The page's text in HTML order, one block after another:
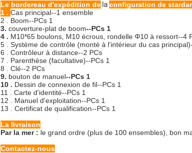
Le bordereau d'expédition de la configuration de
1 . Cas principal--1 ensemble
2 . Boom--PCs 1
3. couverture-plat de boom--PCs 1
4 . M10*65 boulons, M10 écrous, rondelle Φ10 à ressort--4
5 . Système de contrôle (monté à l'intérieur du cas
6 . Contrôleur à distance--2 PCs
7 . Parenthèse (facultative)--PCs 1
8 . Clé--2 PCs
9. bouton de manuel--PCs 1
10 . Dessin de connexion de fil--PCs 1
11 . Carte d'identité--PCs 1
12 . Manuel d'exploitation--PCs 1
13 . Certificat de qualification--PCs 1
La livraison
Par la mer : le grand ordre (plus de 100 ensembles), bon
Contactez-nous